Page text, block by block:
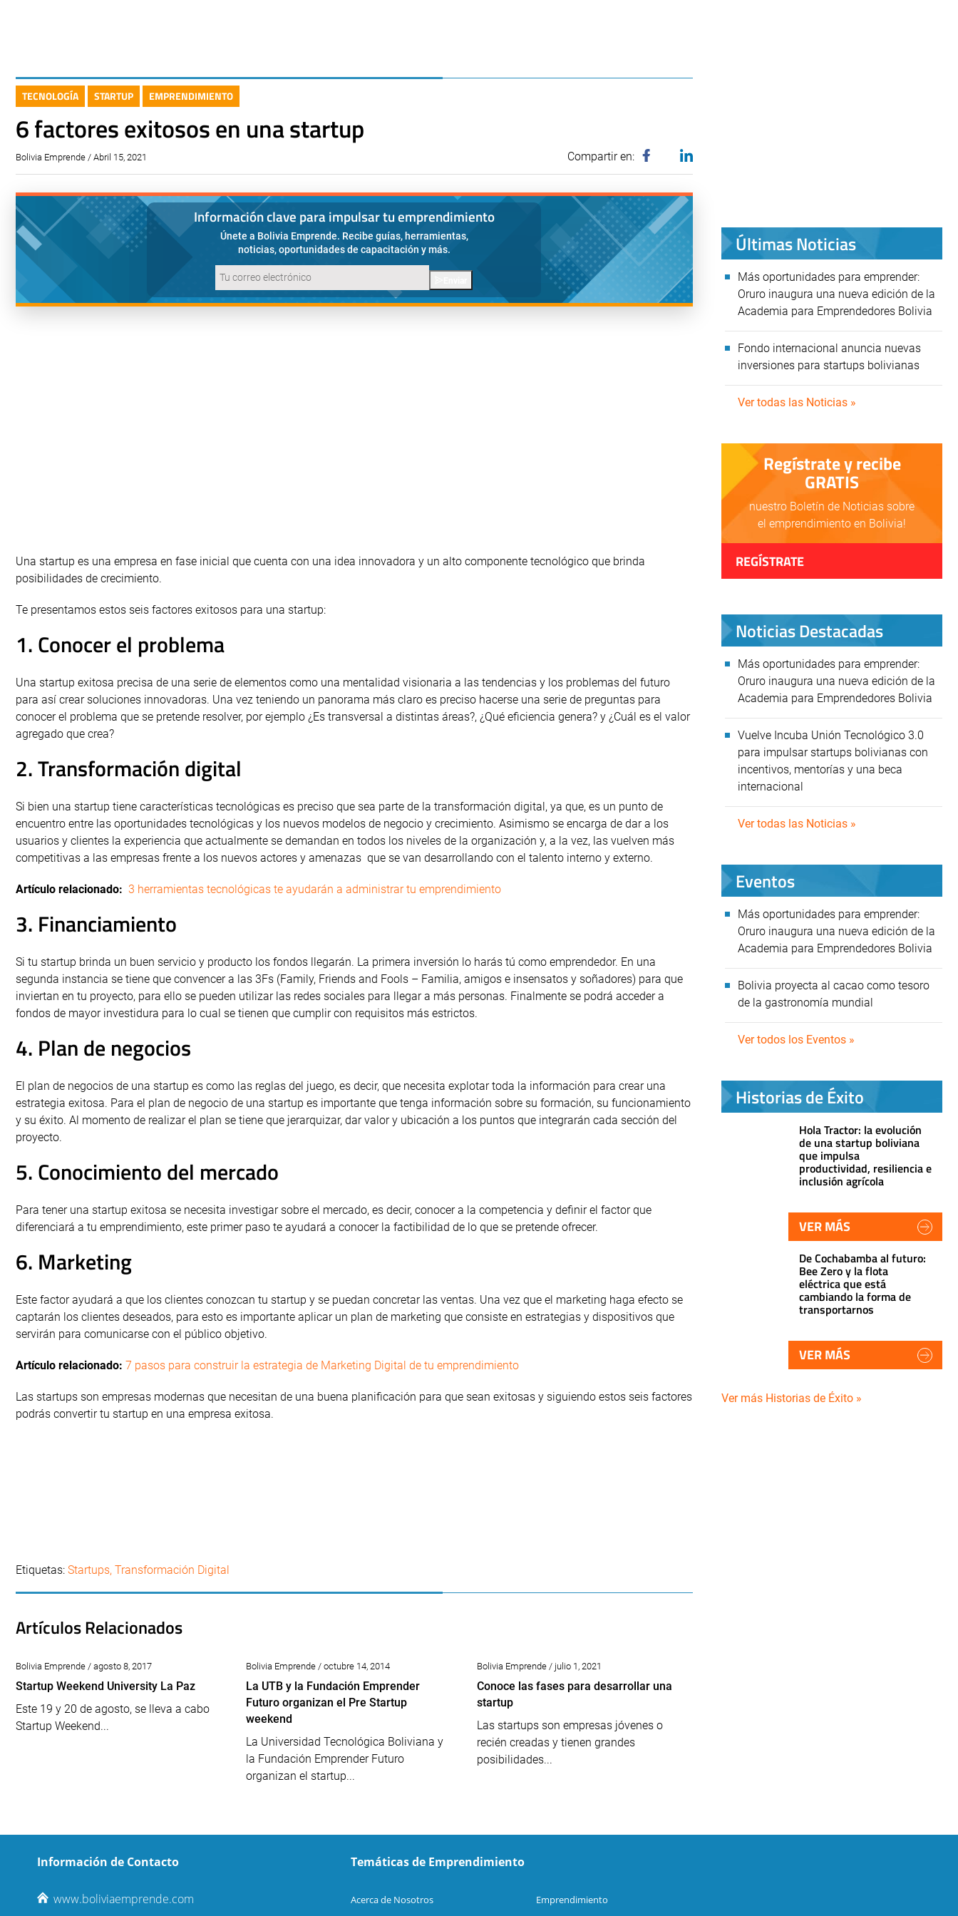
TECNOLOGÍA STARTUP EMPRENDIMIENTO
6 factores exitosos en una startup
Bolivia Emprende / Abril 15, 2021 Compartir en:
Información clave para impulsar tu emprendimiento
Únete a Bolivia Emprende. Recibe guías, herramientas,
noticias, oportunidades de capacitación y más.
Una startup es una empresa en fase inicial que cuenta con una idea innovadora y un alto componente tecnológico que brinda
posibilidades de crecimiento.
Te presentamos estos seis factores exitosos para una startup:
1. Conocer el problema
Una startup exitosa precisa de una serie de elementos como una mentalidad visionaria a las tendencias y los problemas del futuro
para así crear soluciones innovadoras. Una vez teniendo un panorama más claro es preciso hacerse una serie de preguntas para
conocer el problema que se pretende resolver, por ejemplo ¿Es transversal a distintas áreas?, ¿Qué eficiencia genera? y ¿Cuál es el valor
agregado que crea?
2. Transformación digital
Si bien una startup tiene características tecnológicas es preciso que sea parte de la transformación digital, ya que, es un punto de
encuentro entre las oportunidades tecnológicas y los nuevos modelos de negocio y crecimiento. Asimismo se encarga de dar a los
usuarios y clientes la experiencia que actualmente se demandan en todos los niveles de la organización y, a la vez, las vuelven más
competitivas a las empresas frente a los nuevos actores y amenazas que se van desarrollando con el talento interno y externo.
Artículo relacionado: 3 herramientas tecnológicas te ayudarán a administrar tu emprendimiento
3. Financiamiento
Si tu startup brinda un buen servicio y producto los fondos llegarán. La primera inversión lo harás tú como emprendedor. En una
segunda instancia se tiene que convencer a las 3Fs (Family, Friends and Fools – Familia, amigos e insensatos y soñadores) para que
inviertan en tu proyecto, para ello se pueden utilizar las redes sociales para llegar a más personas. Finalmente se podrá acceder a
fondos de mayor investidura para lo cual se tienen que cumplir con requisitos más estrictos.
4. Plan de negocios
El plan de negocios de una startup es como las reglas del juego, es decir, que necesita explotar toda la información para crear una
estrategia exitosa. Para el plan de negocio de una startup es importante que tenga información sobre su formación, su funcionamiento
y su éxito. Al momento de realizar el plan se tiene que jerarquizar, dar valor y ubicación a los puntos que integrarán cada sección del
proyecto.
5. Conocimiento del mercado
Para tener una startup exitosa se necesita investigar sobre el mercado, es decir, conocer a la competencia y definir el factor que
diferenciará a tu emprendimiento, este primer paso te ayudará a conocer la factibilidad de lo que se pretende ofrecer.
6. Marketing
Este factor ayudará a que los clientes conozcan tu startup y se puedan concretar las ventas. Una vez que el marketing haga efecto se
captarán los clientes deseados, para esto es importante aplicar un plan de marketing que consiste en estrategias y dispositivos que
servirán para comunicarse con el público objetivo.
Artículo relacionado: 7 pasos para construir la estrategia de Marketing Digital de tu emprendimiento
Las startups son empresas modernas que necesitan de una buena planificación para que sean exitosas y siguiendo estos seis factores
podrás convertir tu startup en una empresa exitosa.
Etiquetas: Startups, Transformación Digital
Artículos Relacionados
Bolivia Emprende / agosto 8, 2017
Startup Weekend University La Paz
Este 19 y 20 de agosto, se lleva a cabo
Startup Weekend...
Bolivia Emprende / octubre 14, 2014
La UTB y la Fundación Emprender
Futuro organizan el Pre Startup
weekend
La Universidad Tecnológica Boliviana y
la Fundación Emprender Futuro
organizan el startup...
Bolivia Emprende / julio 1, 2021
Conoce las fases para desarrollar una
startup
Las startups son empresas jóvenes o
recién creadas y tienen grandes
posibilidades...
Últimas Noticias
Más oportunidades para emprender:
Oruro inaugura una nueva edición de la
Academia para Emprendedores Bolivia
Fondo internacional anuncia nuevas
inversiones para startups bolivianas
Ver todas las Noticias »
Regístrate y recibe
GRATIS
nuestro Boletín de Noticias sobre
el emprendimiento en Bolivia!
REGÍSTRATE
Noticias Destacadas
Más oportunidades para emprender:
Oruro inaugura una nueva edición de la
Academia para Emprendedores Bolivia
Vuelve Incuba Unión Tecnológico 3.0
para impulsar startups bolivianas con
incentivos, mentorías y una beca
internacional
Ver todas las Noticias »
Eventos
Más oportunidades para emprender:
Oruro inaugura una nueva edición de la
Academia para Emprendedores Bolivia
Bolivia proyecta al cacao como tesoro
de la gastronomía mundial
Ver todos los Eventos »
Historias de Éxito
Hola Tractor: la evolución
de una startup boliviana
que impulsa
productividad, resiliencia e
inclusión agrícola
VER MÁS
De Cochabamba al futuro:
Bee Zero y la flota
eléctrica que está
cambiando la forma de
transportarnos
VER MÁS
Ver más Historias de Éxito »
Información de Contacto
www.boliviaemprende.com
Temáticas de Emprendimiento
Acerca de Nosotros Emprendimiento